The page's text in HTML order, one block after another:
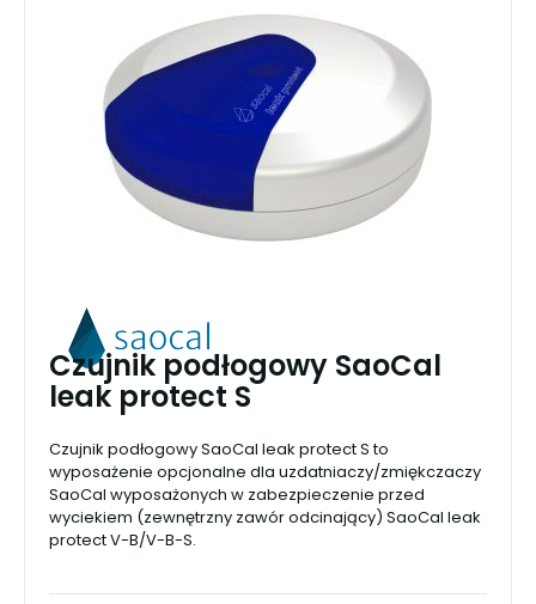
Czujnik podłogowy SaoCal
leak protect S
Czujnik podłogowy SaoCal leak protect S to
wyposażenie opcjonalne dla uzdatniaczy/zmiękczaczy
SaoCal wyposażonych w zabezpieczenie przed
wyciekiem (zewnętrzny zawór odcinający) SaoCal leak
protect V-B/V-B-S.